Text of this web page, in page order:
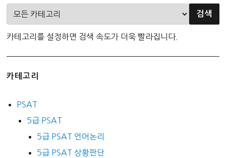
카테고리를 설정하면 검색 속도가 더욱 빨라집니다.
카테고리
PSAT
5급 PSAT
5급 PSAT 언어논리
5급 PSAT 상황판단